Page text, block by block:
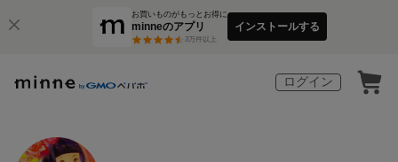
お買いものがもっとお得に
minneのアプリ
3万件以上
インストールする
ログイン